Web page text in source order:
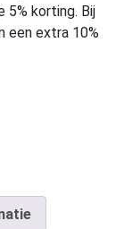
5% korting. Bij
een extra 10%